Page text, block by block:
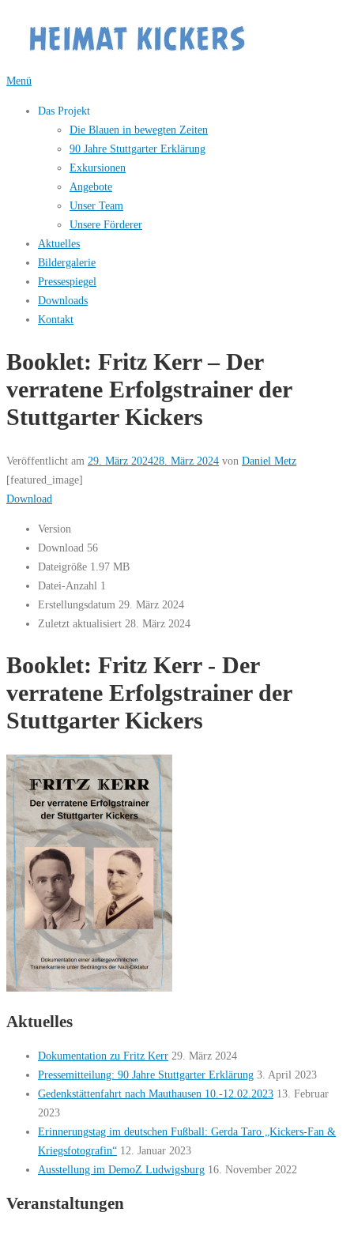
Inhalt
springen
Menü
Das Projekt
Die Blauen in bewegten Zeiten
90 Jahre Stuttgarter Erklärung
Exkursionen
Angebote
Unser Team
Unsere Förderer
Aktuelles
Bildergalerie
Pressespiegel
Downloads
Kontakt
Booklet: Fritz Kerr – Der
verratene Erfolgstrainer der
Stuttgarter Kickers
Veröffentlicht am 29. März 202428. März 2024 von Daniel Metz
[featured_image]
Download
Version
Download 56
Dateigröße 1.97 MB
Datei-Anzahl 1
Erstellungsdatum 29. März 2024
Zuletzt aktualisiert 28. März 2024
Booklet: Fritz Kerr - Der
verratene Erfolgstrainer der
Stuttgarter Kickers
Aktuelles
Dokumentation zu Fritz Kerr 29. März 2024
Pressemitteilung: 90 Jahre Stuttgarter Erklärung 3. April 2023
Gedenkstättenfahrt nach Mauthausen 10.-12.02.2023 13. Februar
2023
Erinnerungstag im deutschen Fußball: Gerda Taro „Kickers-Fan &
Kriegsfotografin“ 12. Januar 2023
Ausstellung im DemoZ Ludwigsburg 16. November 2022
Veranstaltungen